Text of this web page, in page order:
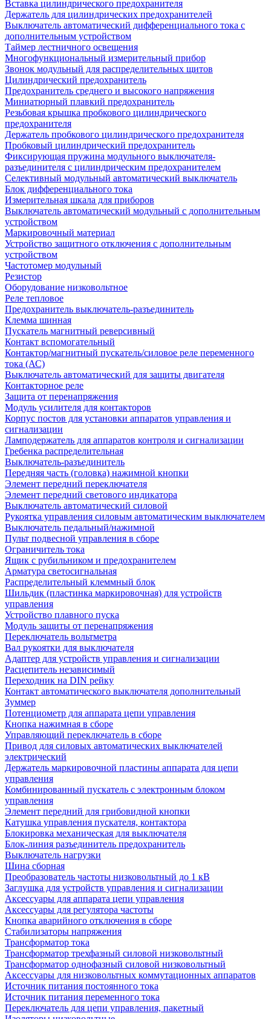
Вставка цилиндрического предохранителя
Держатель для цилиндрических предохранителей
Выключатель автоматический дифференциального тока с
дополнительным устройством
Таймер лестничного освещения
Многофункциональный измерительный прибор
Звонок модульный для распределительных щитов
Цилиндрический предохранитель
Предохранитель среднего и высокого напряжения
Миниатюрный плавкий предохранитель
Резьбовая крышка пробкового цилиндрического
предохранителя
Держатель пробкового цилиндрического предохранителя
Пробковый цилиндрический предохранитель
Фиксирующая пружина модульного выключателя-
разъединителя с цилиндрическим предохранителем
Селективный модульный автоматический выключатель
Блок дифференциального тока
Измерительная шкала для приборов
Выключатель автоматический модульный с дополнительным
устройством
Маркировочный материал
Устройство защитного отключения с дополнительным
устройством
Частотомер модульный
Резистор
Оборудование низковольтное
Реле тепловое
Предохранитель выключатель-разъединитель
Клемма шинная
Пускатель магнитный реверсивный
Контакт вспомогательный
Контактор/магнитный пускатель/силовое реле переменного
тока (АС)
Выключатель автоматический для защиты двигателя
Контакторное реле
Защита от перенапряжения
Модуль усилителя для контакторов
Корпус постов для установки аппаратов управления и
сигнализации
Ламподержатель для аппаратов контроля и сигнализации
Гребенка распределительная
Выключатель-разъединитель
Передняя часть (головка) нажимной кнопки
Элемент передний переключателя
Элемент передний светового индикатора
Выключатель автоматический силовой
Рукоятка управления силовым автоматическим выключателем
Выключатель педальный/нажимной
Пульт подвесной управления в сборе
Ограничитель тока
Ящик с рубильником и предохранителем
Арматура светосигнальная
Распределительный клеммный блок
Шильдик (пластинка маркировочная) для устройств
управления
Устройство плавного пуска
Модуль защиты от перенапряжения
Переключатель вольтметра
Вал рукоятки для выключателя
Адаптер для устройств управления и сигнализации
Расцепитель независимый
Переходник на DIN рейку
Контакт автоматического выключателя дополнительный
Зуммер
Потенциометр для аппарата цепи управления
Кнопка нажимная в сборе
Управляющий переключатель в сборе
Привод для силовых автоматических выключателей
электрический
Держатель маркировочной пластины аппарата для цепи
управления
Комбинированный пускатель с электронным блоком
управления
Элемент передний для грибовидной кнопки
Катушка управления пускателя, контактора
Блокировка механическая для выключателя
Блок-линия разъединитель предохранитель
Выключатель нагрузки
Шина сборная
Преобразователь частоты низковольтный до 1 кВ
Заглушка для устройств управления и сигнализации
Аксессуары для аппарата цепи управления
Аксессуары для регулятора частоты
Кнопка аварийного отключения в сборе
Стабилизаторы напряжения
Трансформатор тока
Трансформатор трехфазный силовой низковольтный
Трансформатор однофазный силовой низковольтный
Аксессуары для низковольтных коммутационных аппаратов
Источник питания постоянного тока
Источник питания переменного тока
Переключатель для цепи управления, пакетный